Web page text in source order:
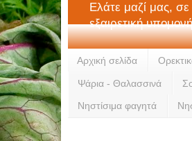
Ελάτε μαζί μας, σε
εξαιρετική
Αρχική σελίδα
Ψάρια - Θαλασσινά
Νηστίσιμα φαγητά